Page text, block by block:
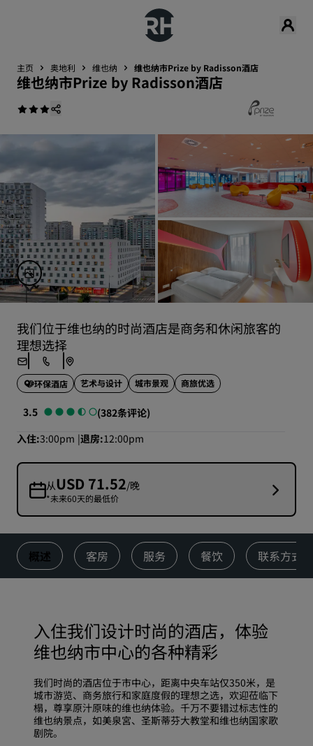
主页 奥地利 维也纳 维也纳市Prize by Radisson酒店
维也纳市Prize by Radisson酒店
我们位于维也纳的时尚酒店是商务和休闲旅客的
理想选择
环保酒店 艺术与设计 城市景观 商旅优选
3.5
(382条评论)
入住 3:00pm 退房 12:00pm
从USD 71.52/晚
*未来60天的最低价
概述 客房 服务 餐饮 联系方式
入住我们设计时尚的酒店，体验
维也纳市中心的各种精彩
我们时尚的酒店位于市中心，距离中央车站仅350米，是
城市游览、商务旅行和家庭度假的理想之选，欢迎莅临下
榻，尊享原汁原味的维也纳体验。千万不要错过标志性的
维也纳景点，如美泉宮、圣斯蒂芬大教堂和维也纳国家歌
剧院。